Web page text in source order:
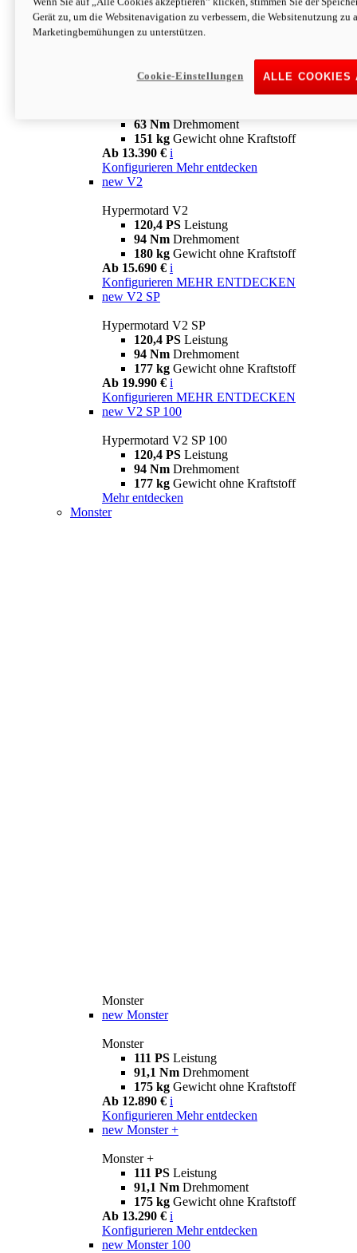
63 NmDrehmoment
151 kgGewicht ohne Kraftstoff
Ab 13.890 € i
63 Nm Drehmoment
151 kg Gewicht ohne Kraftstoff
Ab 13.390 € i
Konfigurieren Mehr entdecken
new V2
Hypermotard V2
120,4 PS Leistung
94 Nm Drehmoment
180 kg Gewicht ohne Kraftstoff
Ab 15.690 € i
Konfigurieren MEHR ENTDECKEN
new V2 SP
Hypermotard V2 SP
120,4 PS Leistung
94 Nm Drehmoment
177 kg Gewicht ohne Kraftstoff
Ab 19.990 € i
Konfigurieren MEHR ENTDECKEN
new V2 SP 100
Hypermotard V2 SP 100
120,4 PS Leistung
94 Nm Drehmoment
177 kg Gewicht ohne Kraftstoff
Mehr entdecken
Monster
Monster
new Monster
Monster
111 PS Leistung
91,1 Nm Drehmoment
175 kg Gewicht ohne Kraftstoff
Ab 12.890 € i
Konfigurieren Mehr entdecken
new Monster +
Monster +
111 PS Leistung
91,1 Nm Drehmoment
175 kg Gewicht ohne Kraftstoff
Ab 13.290 € i
Konfigurieren Mehr entdecken
new Monster 100
Gerät zu, um die Websitenavigation zu verbessern, die Websitenutzung zu
Marketingbemühungen zu unterstützen.
ALLE COOKIES
Cookie-Einstellungen